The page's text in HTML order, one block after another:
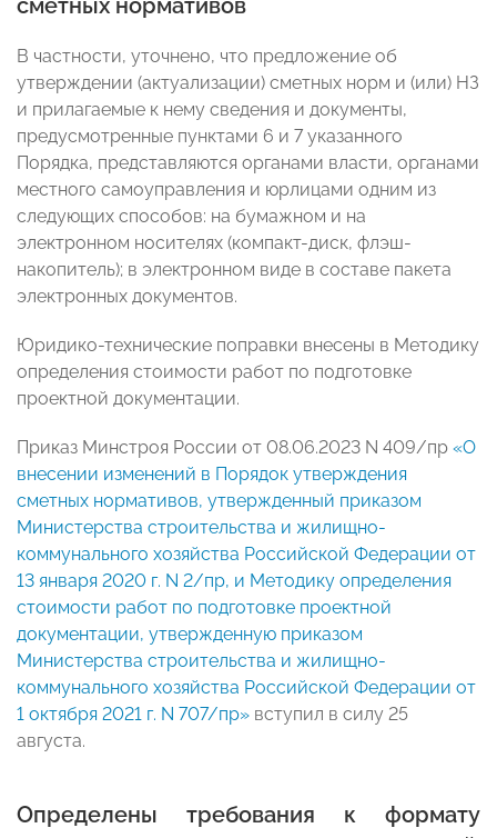
сметных нормативов
В частности, уточнено, что предложение об
утверждении (актуализации) сметных норм и (или) НЗ
и прилагаемые к нему сведения и документы,
предусмотренные пунктами 6 и 7 указанного
Порядка, представляются органами власти, органами
местного самоуправления и юрлицами одним из
следующих способов: на бумажном и на
электронном носителях (компакт-диск, флэш-
накопитель); в электронном виде в составе пакета
электронных документов.
Юридико-технические поправки внесены в Методику
определения стоимости работ по подготовке
проектной документации.
Приказ Минстроя России от 08.06.2023 N 409/пр «О
внесении изменений в Порядок утверждения
сметных нормативов, утвержденный приказом
Министерства строительства и жилищно-
коммунального хозяйства Российской Федерации от
13 января 2020 г. N 2/пр, и Методику определения
стоимости работ по подготовке проектной
документации, утвержденную приказом
Министерства строительства и жилищно-
коммунального хозяйства Российской Федерации от
1 октября 2021 г. N 707/пр» вступил в силу 25
августа.
Определены требования к формату